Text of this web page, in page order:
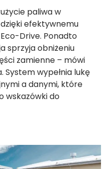
paliwa w
efektywnemu
Drive. Ponadto
sprzyja obniżeniu
zamienne – mówi
System wypełnia lukę
a danymi, które
wskazówki do